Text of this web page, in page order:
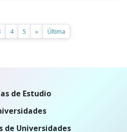
4 5 » Última
de Estudio
de Universidades